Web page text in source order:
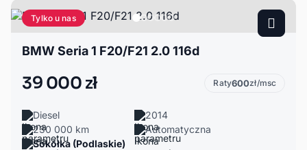
Tylko u nas
BMW Seria 1 F20/F21 2.0 116d
39 000 zł Raty600zł/msc
Diesel
2014
230 000 km
Automatyczna
Sokółka (Podlaskie)